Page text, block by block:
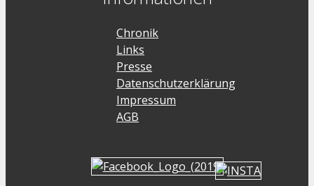
Chronik
Links
Presse
Datenschutzerklärung
Impressum
AGB